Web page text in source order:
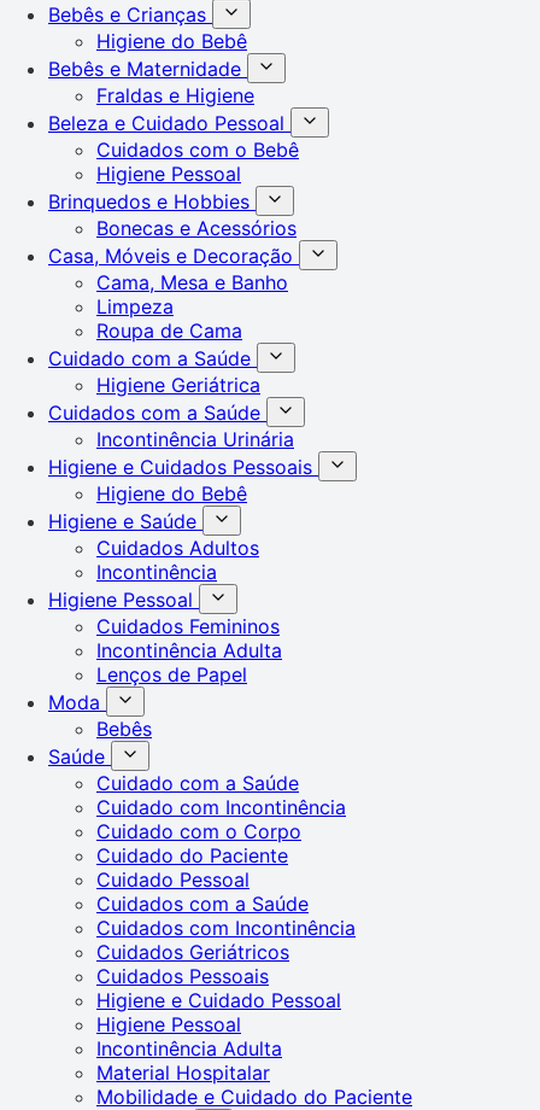
Bebês e Crianças
Higiene do Bebê
Bebês e Maternidade
Fraldas e Higiene
Beleza e Cuidado Pessoal
Cuidados com o Bebê
Higiene Pessoal
Brinquedos e Hobbies
Bonecas e Acessórios
Casa, Móveis e Decoração
Cama, Mesa e Banho
Limpeza
Roupa de Cama
Cuidado com a Saúde
Higiene Geriátrica
Cuidados com a Saúde
Incontinência Urinária
Higiene e Cuidados Pessoais
Higiene do Bebê
Higiene e Saúde
Cuidados Adultos
Incontinência
Higiene Pessoal
Cuidados Femininos
Incontinência Adulta
Lenços de Papel
Moda
Bebês
Saúde
Cuidado com a Saúde
Cuidado com Incontinência
Cuidado com o Corpo
Cuidado do Paciente
Cuidado Pessoal
Cuidados com a Saúde
Cuidados com Incontinência
Cuidados Geriátricos
Cuidados Pessoais
Higiene e Cuidado Pessoal
Higiene Pessoal
Incontinência Adulta
Material Hospitalar
Mobilidade e Cuidado do Paciente